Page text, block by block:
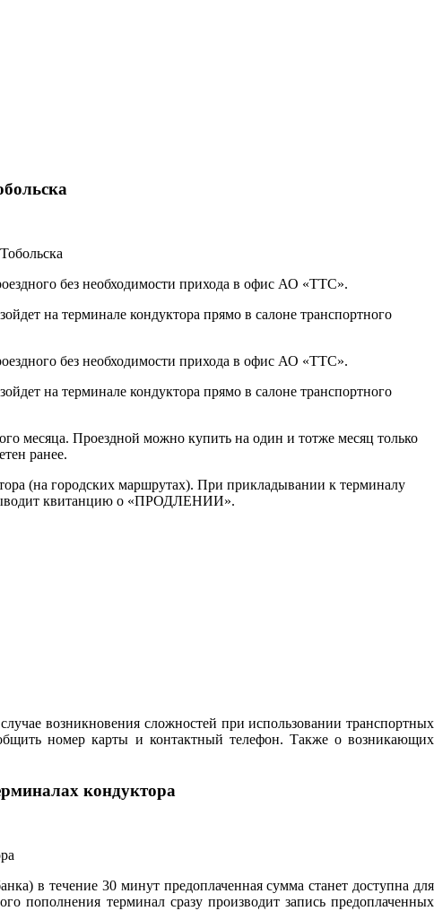
без необходимости прихода в офис АО «ТТС».
на терминале кондуктора прямо в салоне транспортного
без необходимости прихода в офис АО «ТТС».
на терминале кондуктора прямо в салоне транспортного
месяца. Проездной можно купить на один и тотже месяц только
ранее.
(на городских маршрутах). При прикладывании к терминалу
выводит квитанцию о «ПРОДЛЕНИИ».
возникновения сложностей при использовании транспортных
номер карты и контактный телефон. Также о возникающих
кондуктора
в течение 30 минут предоплаченная сумма станет доступна для
пополнения терминал сразу производит запись предоплаченных